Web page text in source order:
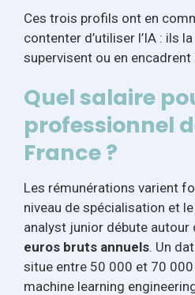
Ces trois profils ont en
contenter d’utiliser l’IA : ils
supervisent ou en encadrent
Quel salaire
professionnel
France ?
Les rémunérations varient
niveau de spécialisation et
analyst junior débute autour
euros bruts annuels. Un
situe entre 50 000 et 70
machine learning